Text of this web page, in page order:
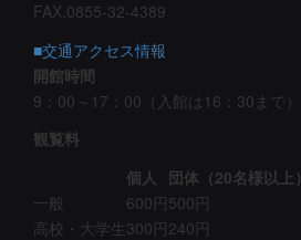
FAX.0855-32-4389
■交通アクセス情報
開館時間
9：00～17：00（入館は16：30まで）
観覧料
個人
団体（20名様以上）
一般
600円500円
高校・大学生300円240円